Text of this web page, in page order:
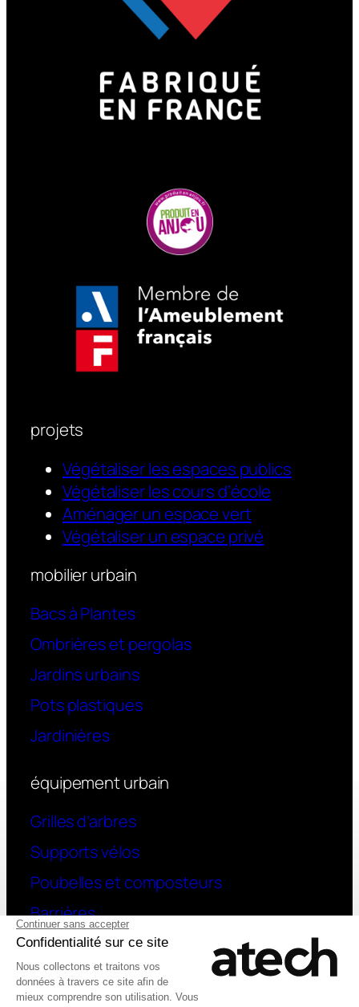
projets
Végétaliser les espaces publics
Végétaliser les cours d’école
Aménager un espace vert
Végétaliser un espace privé
mobilier urbain
Bacs à Plantes
Ombrières et pergolas
Jardins urbains
Pots plastiques
Jardinières
équipement urbain
Grilles d’arbres
Supports vélos
Poubelles et composteurs
Barrières
contact
Une question ? contactez-nous